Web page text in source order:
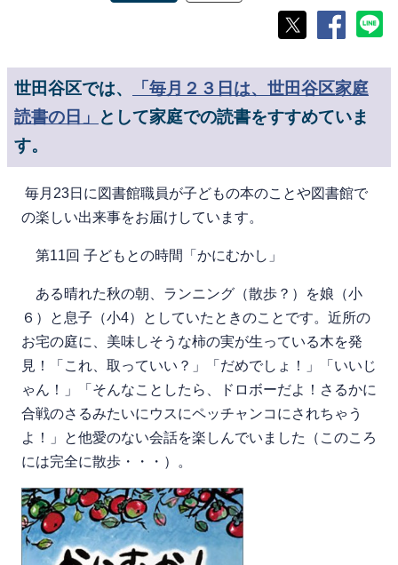
世田谷区では、
「毎月２３日は、世田谷区家庭
読書の日」
として家庭での読書をすすめていま
す。
毎月23日に図書館職員が子どもの本のことや図書館で
の楽しい出来事をお届けしています。
第11回 子どもとの時間「かにむかし」
ある晴れた秋の朝、ランニング（散歩？）を娘（小
６）と息子（小4）としていたときのことです。近所の
お宅の庭に、美味しそうな柿の実が生っている木を発
見！「これ、取っていい？」「だめでしょ！」「いいじ
ゃん！」「そんなことしたら、ドロボーだよ！さるかに
合戦のさるみたいにウスにペッチャンコにされちゃう
よ！」と他愛のない会話を楽しんでいました（このころ
には完全に散歩・・・）。